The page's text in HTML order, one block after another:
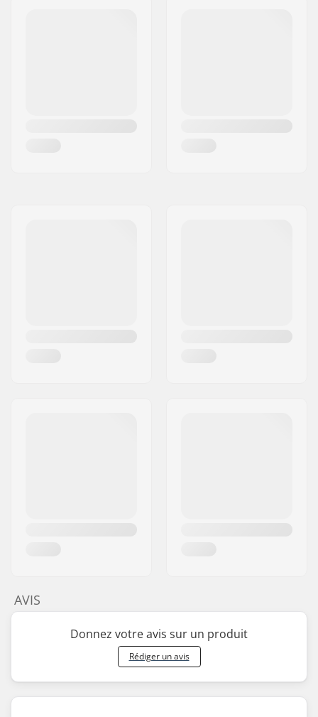
AVIS
Donnez votre avis sur un produit
Rédiger un avis